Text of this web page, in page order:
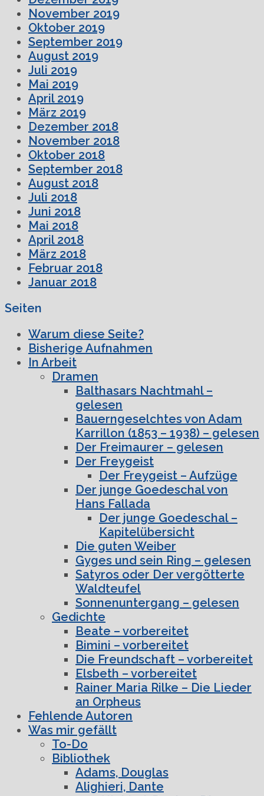
November 2019
Oktober 2019
September 2019
August 2019
Juli 2019
Mai 2019
April 2019
März 2019
Dezember 2018
November 2018
Oktober 2018
September 2018
August 2018
Juli 2018
Juni 2018
Mai 2018
April 2018
März 2018
Februar 2018
Januar 2018
Seiten
Warum diese Seite?
Bisherige Aufnahmen
In Arbeit
Dramen
Balthasars Nachtmahl –
gelesen
Bauerngeselchtes von Adam
Karrillon (1853 – 1938) – gelesen
Der Freimaurer – gelesen
Der Freygeist
Der Freygeist – Aufzüge
Der junge Goedeschal von
Hans Fallada
Der junge Goedeschal –
Kapitelübersicht
Die guten Weiber
Gyges und sein Ring – gelesen
Satyros oder Der vergötterte
Waldteufel
Sonnenuntergang – gelesen
Gedichte
Beate – vorbereitet
Bimini – vorbereitet
Die Freundschaft – vorbereitet
Elsbeth – vorbereitet
Rainer Maria Rilke – Die Lieder
an Orpheus
Fehlende Autoren
Was mir gefällt
To-Do
Bibliothek
Adams, Douglas
Alighieri, Dante